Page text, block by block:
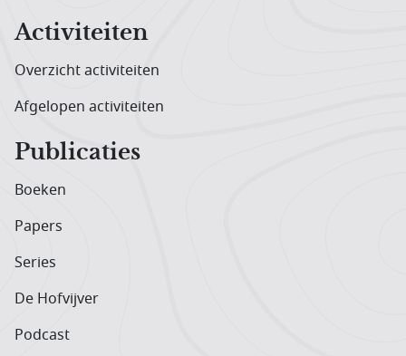
Activiteiten
Overzicht activiteiten
Afgelopen activiteiten
Publicaties
Boeken
Papers
Series
De Hofvijver
Podcast